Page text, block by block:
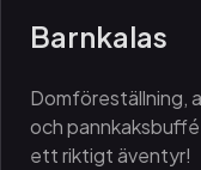
Barnkalas
Domföreställning,
och
ett riktigt äventyr!